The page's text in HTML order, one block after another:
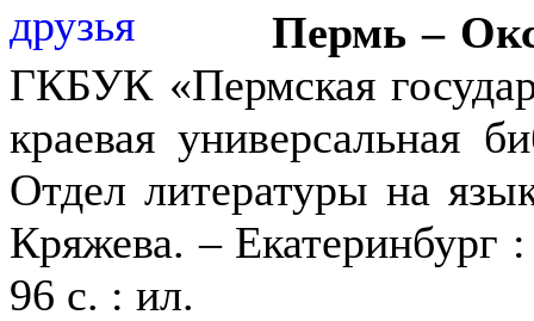
Пермь –
ГКБУК «Пермская
краевая универсальная
Отдел литературы на
Кряжева. –
96 с. : ил.